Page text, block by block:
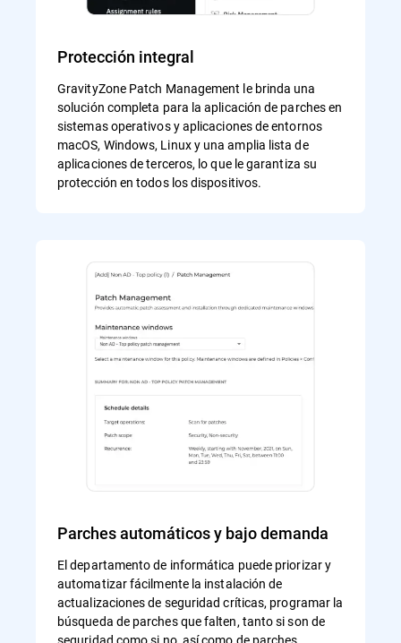
Protección integral
GravityZone Patch Management le brinda una
solución completa para la aplicación de parches en
sistemas operativos y aplicaciones de entornos
macOS, Windows, Linux y una amplia lista de
aplicaciones de terceros, lo que le garantiza su
protección en todos los dispositivos.
Parches automáticos y bajo demanda
El departamento de informática puede priorizar y
automatizar fácilmente la instalación de
actualizaciones de seguridad críticas, programar la
búsqueda de parches que falten, tanto si son de